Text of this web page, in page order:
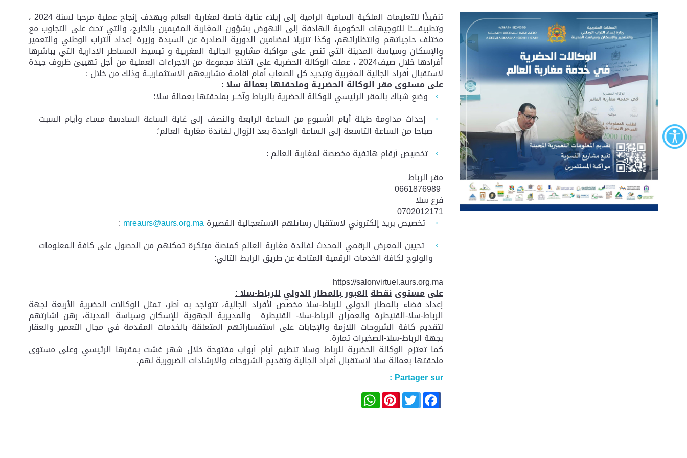
تنفيذًا للتعليمات الملكية السامية الرامية إلى إيلاء عناية خاصة لمغاربة العالم وبهدف إنجاح عملية مرحبا لسنة 2024 ،
وتطبيقـــــًا للتوجيهات الحكومية الهادفة إلى النهوض بشؤون المغاربة المقيمين بالخارج، والتي تحث على التجاوب مع
مختلف حاجياتهم وانتظاراتهم، وكذا تنزيلا لمضامين الدورية الصادرة عن السيدة وزيرة إعداد التراب الوطني والتعمير
والإسكان وسياسة المدينة التي تنص على مواكبة مشاريع الجالية المغربية و تبسيط المساطر الإدارية التي يباشرها
أفرادها خلال صيف2024 ، عملت الوكالة الحضرية على اتخاذ مجموعة من الإجراءات العملية من أجل تهييئ ظروف جيدة
لاستقبال أفراد الجالية المغربية وتبديد كل الصعاب أمام إقامـة مشاريعهم الاستثماريــة وذلك من خلال :
على مستوى مقر الوكالة الحضريـةوملحقتهابعمالةسلا:
وضع شباك بالمقر الرئيسي للوكالة الحضرية بالرباط وآخــر بملحقتها بعمالة سلا؛
إحداث مداومة طيلة أيام الأسبوع من الساعة الرابعة والنصف إلى غاية الساعة السادسة مساء وأيام السبت
صباحا من الساعة التاسعة إلى الساعة الواحدة بعد الزوال لفائدة مغاربة العالم؛
تخصيص أرقام هاتفية مخصصة لمغاربة العالم :
مقر الرباط
0661876989
فرع سلا
0702012171
تخصيص بريد إلكتروني لاستقبال رسائلهم الاستعجالية القصيرةmreaurs@aurs.org.ma
:
تحيين المعرض الرقمي المحدث لفائدة مغاربة العالم كمنصة مبتكرة تمكنهم من الحصول على كافة المعلومات
والولوج لكافة الخدمات الرقمية المتاحة عن طريق الرابط التالي:
https://salonvirtuel.aurs.org.ma
على مستوى نقطةالعبور بالمطارالدولي للرباط-سلا :
إعداد فضاء بالمطار الدولي للرباط-سلا مخصص لأفراد الجالية، تتواجد به أطر، تمثل الوكالات الحضرية الأربعة لجهة
الرباط-سلا-القنيطرة والعمران الرباط-سلا- القنيطرة والمديرية الجهوية للإسكان وسياسة المدينة، رهن إشارتهم
لتقديم كافة الشروحات اللازمة والإجابات على استفساراتهم المتعلقة بالخدمات المقدمة في مجال التعمير والعقار
بجهة الرباط-سلا-الصخيرات تمارة.
كما تعتزم الوكالة الحضرية للرباط وسلا تنظيم أيام أبواب مفتوحة خلال شهر غشت بمقرها الرئيسي وعلى مستوى
ملحقتها بعمالة سلا لاستقبال أفراد الجالية وتقديم الشروحات والارشادات الضرورية لهم.
Partager sur :